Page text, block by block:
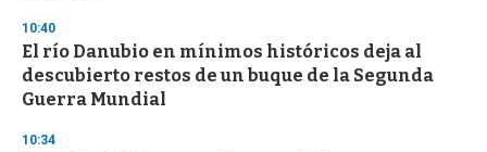
10:40
El río Danubio en mínimos históricos deja al
descubierto restos de un buque de la Segunda
Guerra Mundial
10:34